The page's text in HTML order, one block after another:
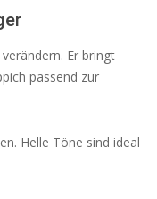
Er bringt
passend zur
Helle Töne sind ideal